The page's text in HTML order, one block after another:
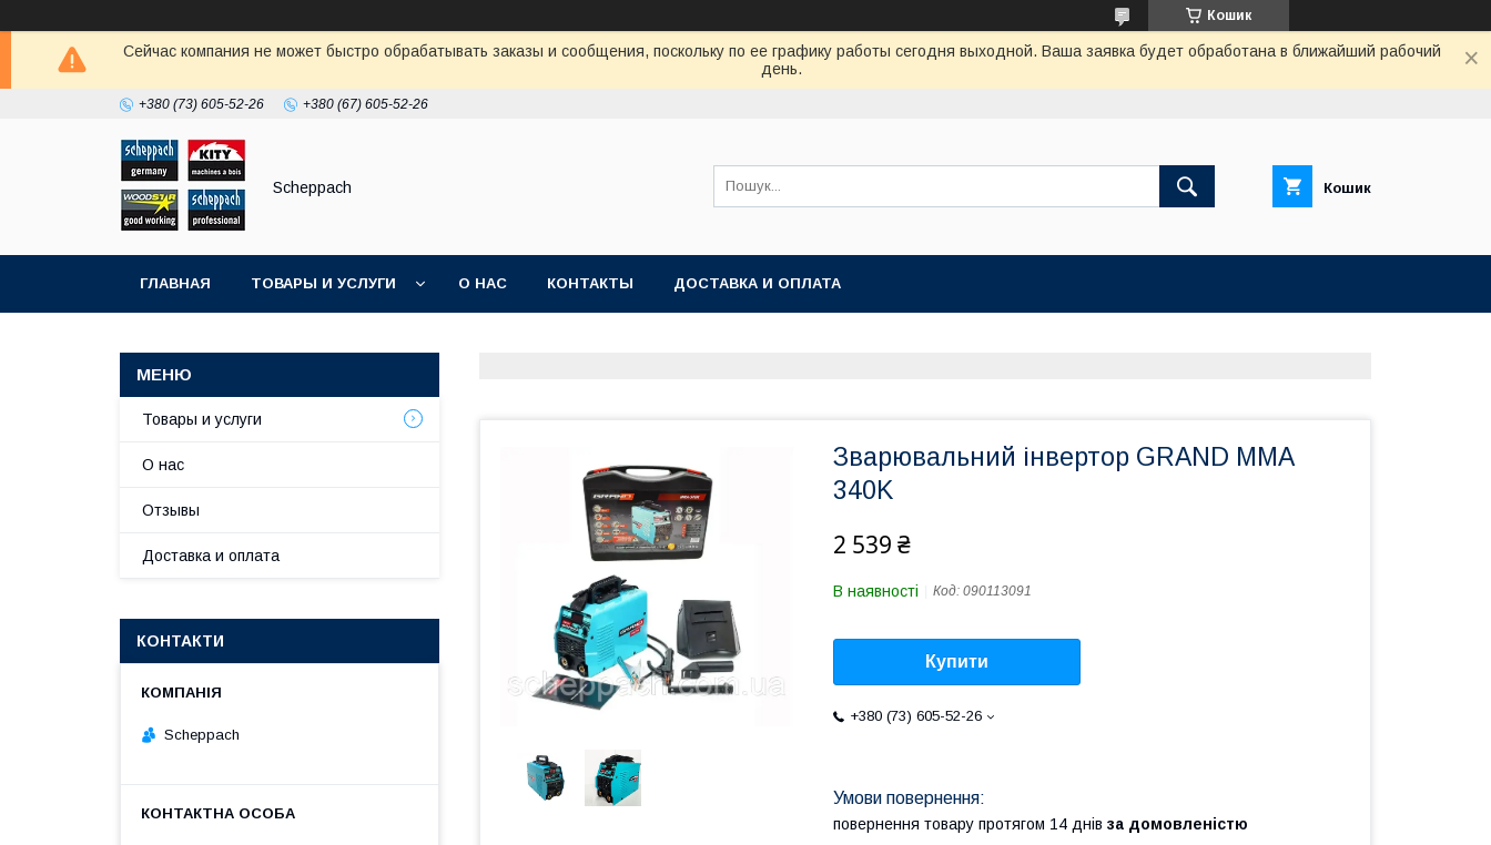
Кошик
Сейчас компания не может быстро обрабатывать заказы и сообщения, поскольку по ее графику работы сегодня выходной. Ваша заявка будет обработана в ближайший рабочий
день.
+380 (73) 605-52-26 +380 (67) 605-52-26
Scheppach Кошик
ГЛАВНАЯ ТОВАРЫ И УСЛУГИ О НАС КОНТАКТЫ ДОСТАВКА И ОПЛАТА
Зварювальний інвертор GRAND ММА
340K
2 539 ₴
В наявності Код: 090113091
Купити
+380 (73) 605-52-26
повернення товару протягом 14 днів за домовленістю
Товары и услуги
О нас
Отзывы
Доставка и оплата
КОНТАКТИ
Scheppach